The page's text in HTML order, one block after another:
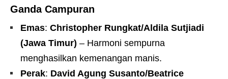
Ganda Campuran
Emas: Christopher Rungkat/Aldila Sutjiadi
(Jawa Timur) – Harmoni sempurna
menghasilkan kemenangan manis.
Perak: David Agung Susanto/Beatrice